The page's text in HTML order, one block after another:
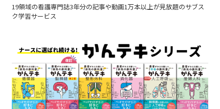
19領域の看護専門誌3年分の記事や動画1万本以上が見放題のサブス
ク学習サービス